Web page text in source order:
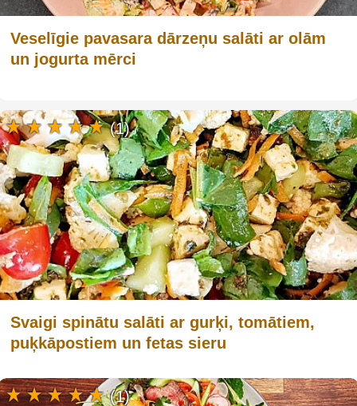
Veselīgie pavasara dārzeņu salāti ar olām
un jogurta mērci
Svaigi spinātu salāti ar gurķi, tomātiem,
puķkāpostiem un fetas sieru
(1)
(1)